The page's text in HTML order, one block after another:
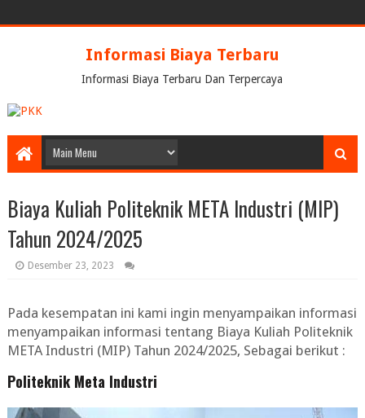
Informasi Biaya Terbaru
Informasi Biaya Terbaru Dan Terpercaya
Biaya Kuliah Politeknik META Industri (MIP)
Tahun 2024/2025
Desember 23, 2023
Pada kesempatan ini kami ingin menyampaikan informasi
menyampaikan informasi tentang Biaya Kuliah Politeknik
META Industri (MIP) Tahun 2024/2025, Sebagai berikut :
Politeknik Meta Industri